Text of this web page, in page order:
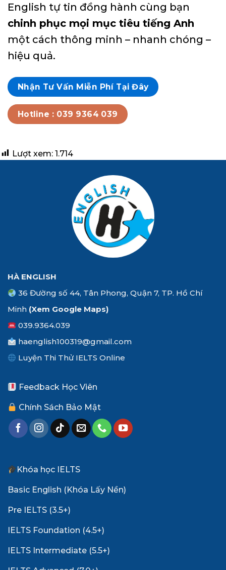
English tự tin đồng hành cùng bạn
chinh phục mọi mục tiêu tiếng Anh
một cách thông minh – nhanh chóng –
hiệu quả.
Nhận Tư Vấn Miễn Phí Tại Đây
Hotline : 039 9364 039
Lượt xem: 1.714
HÀ ENGLISH
36 Đường số 44, Tân Phong, Quận 7, TP. Hồ Chí
Minh (Xem Google Maps)
039.9364.039
haenglish100319@gmail.com
Luyện Thi Thử IELTS Online
Feedback Học Viên
Chính Sách Bảo Mật
Khóa học IELTS
Basic English (Khóa Lấy Nền)
Pre IELTS (3.5+)
IELTS Foundation (4.5+)
IELTS Intermediate (5.5+)